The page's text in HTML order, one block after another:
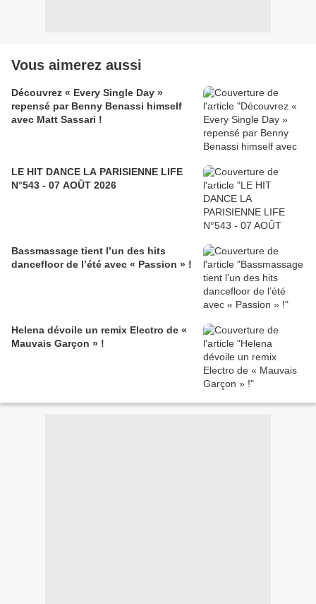
Vous aimerez aussi
Découvrez « Every Single Day »
repensé par Benny Benassi himself
avec Matt Sassari !
LE HIT DANCE LA PARISIENNE LIFE
N°543 - 07 AOÛT 2026
Bassmassage tient l’un des hits
dancefloor de l’été avec « Passion » !
Helena dévoile un remix Electro de «
Mauvais Garçon » !